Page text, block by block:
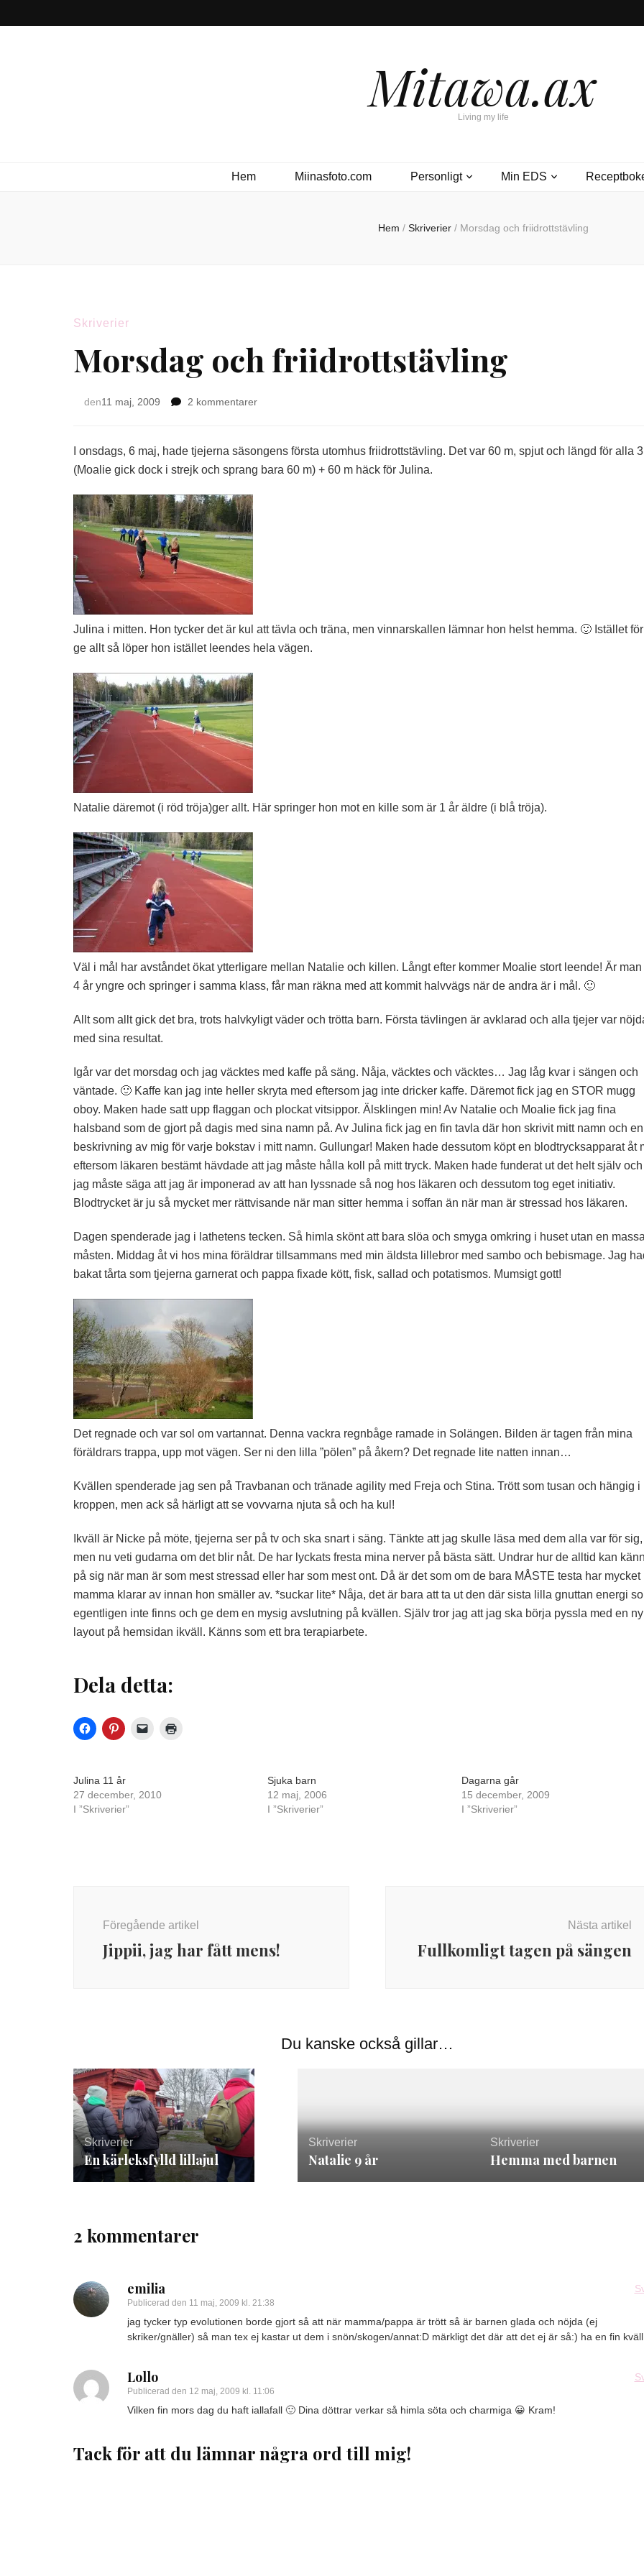
Mitawa.ax
Living my life
Hem Miinasfoto.com Personligt Min EDS
Hem / Skriverier / Morsdag och friidrottstävling
Skriverier
Morsdag och friidrottstävling
den11 maj, 2009 2 kommentarertill
friidrottstävling
I onsdags, 6 maj, hade tjejerna säsongens första utomhus friidrottstävling. Det var 60 m, spjut och längd för alla 3
(Moalie gick dock i strejk och sprang bara 60 m) + 60 m häck för Julina.
Julina i mitten. Hon tycker det är kul att tävla och träna, men vinnarskallen lämnar hon helst hemma. 🙂 Istället
ge allt så löper hon istället leendes hela vägen.
Natalie däremot (i röd tröja)ger allt. Här springer hon mot en kille som är 1 år äldre (i blå tröja).
Väl i mål har avståndet ökat ytterligare mellan Natalie och killen. Långt efter kommer Moalie stort leende! Är man
4 år yngre och springer i samma klass, får man räkna med att kommit halvvägs när de andra är i mål. 🙂
Allt som allt gick det bra, trots halvkyligt väder och trötta barn. Första tävlingen är avklarad och alla tjejer var
med sina resultat.
Igår var det morsdag och jag väcktes med kaffe på säng. Nåja, väcktes och väcktes… Jag låg kvar i sängen och
väntade. 🙂 Kaffe kan jag inte heller skryta med eftersom jag inte dricker kaffe. Däremot fick jag en STOR mugg
oboy. Maken hade satt upp flaggan och plockat vitsippor. Älsklingen min! Av Natalie och Moalie fick jag fina
halsband som de gjort på dagis med sina namn på. Av Julina fick jag en fin tavla där hon skrivit mitt namn och en
beskrivning av mig för varje bokstav i mitt namn. Gullungar! Maken hade dessutom köpt en blodtrycksapparat åt
eftersom läkaren bestämt hävdade att jag måste hålla koll på mitt tryck. Maken hade funderat ut det helt själv och
jag måste säga att jag är imponerad av att han lyssnade så nog hos läkaren och dessutom tog eget initiativ.
Blodtrycket är ju så mycket mer rättvisande när man sitter hemma i soffan än när man är stressad hos läkaren.
Dagen spenderade jag i lathetens tecken. Så himla skönt att bara slöa och smyga omkring i huset utan en massa
måsten. Middag åt vi hos mina föräldrar tillsammans med min äldsta lillebror med sambo och bebismage. Jag
bakat tårta som tjejerna garnerat och pappa fixade kött, fisk, sallad och potatismos. Mumsigt gott!
Det regnade och var sol om vartannat. Denna vackra regnbåge ramade in Solängen. Bilden är tagen från mina
föräldrars trappa, upp mot vägen. Ser ni den lilla ”pölen” på åkern? Det regnade lite natten innan…
Kvällen spenderade jag sen på Travbanan och tränade agility med Freja och Stina. Trött som tusan och hängig i
kroppen, men ack så härligt att se vovvarna njuta så och ha kul!
Ikväll är Nicke på möte, tjejerna ser på tv och ska snart i säng. Tänkte att jag skulle läsa med dem alla var för sig,
men nu veti gudarna om det blir nåt. De har lyckats fresta mina nerver på bästa sätt. Undrar hur de alltid kan
på sig när man är som mest stressad eller har som mest ont. Då är det som om de bara MÅSTE testa har mycket
mamma klarar av innan hon smäller av. *suckar lite* Nåja, det är bara att ta ut den där sista lilla gnuttan energi
egentligen inte finns och ge dem en mysig avslutning på kvällen. Själv tror jag att jag ska börja pyssla med en ny
layout på hemsidan ikväll. Känns som ett bra terapiarbete.
Dela detta:
Julina 11 år
27 december, 2010
I ”Skriverier”
Sjuka barn
12 maj, 2006
I ”Skriverier”
Dagarna går
15 december, 2009
I ”Skriverier”
Föregående artikel
Jippii, jag har fått mens!
Nästa artikel
Fullkomligt tagen på sängen
Du kanske också gillar…
Skriverier
En kärleksfylld lillajul
Skriverier
Natalie 9 år
Skriverier
Hemma med barnen
2 kommentarer
emilia
Publicerad den 11 maj, 2009 kl. 21:38
jag tycker typ evolutionen borde gjort så att när mamma/pappa är trött så är barnen glada och nöjda (ej
skriker/gnäller) så man tex ej kastar ut dem i snön/skogen/annat:D märkligt det där att det ej är så:) ha en fin
Lollo
Publicerad den 12 maj, 2009 kl. 11:06
Vilken fin mors dag du haft iallafall 🙂 Dina döttrar verkar så himla söta och charmiga 😀 Kram!
Tack för att du lämnar några ord till mig!